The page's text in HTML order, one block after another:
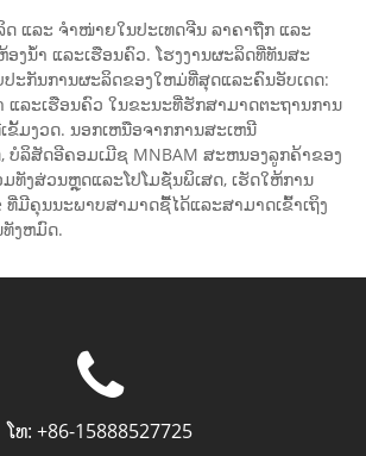
ນປັບແຕ່ງໃນຫ້ອງນ້ໍາເຮືອນຄົວສະແຕນ
ດ ແລະ ຈຳໜ່າຍໃນປະເທດຈີນ ລາຄາຖືກ ແລະ
ອງນ້ຳ ແລະເຮືອນຄົວ. ໂຮງງານຜະລິດທີ່ທັນສະ
ະກັນການຜະລິດຂອງໃຫມ່ທີ່ສຸດແລະຄົນອັບເດດ:
ແລະເຮືອນຄົວ ໃນຂະນະທີ່ຮັກສາມາດຕະຖານການ
ມງວດ. ນອກເຫນືອຈາກການສະເຫນີ
ລິສັດອີຄອມເມີຊ MNBAM ສະຫນອງລູກຄ້າຂອງ
ທັງສ່ວນຫຼຸດແລະໂປໂມຊັ່ນພິເສດ, ເຮັດໃຫ້ການ
ທີ່ມີຄຸນນະພາບສາມາດຊື້ໄດ້ແລະສາມາດເຂົ້າເຖິງ
ງຫມົດ.
ໂທ: +86-15888527725